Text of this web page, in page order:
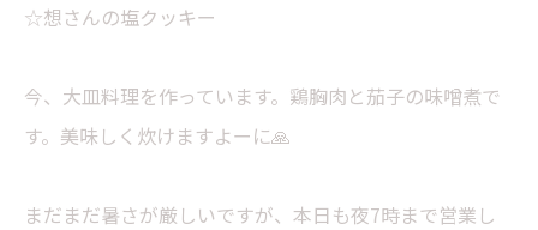
☆想さんの塩クッキー
今、大皿料理を作っています。鶏胸肉と茄子の味噌煮で
す。美味しく炊けますよーに🙏
まだまだ暑さが厳しいですが、本日も夜7時まで営業し